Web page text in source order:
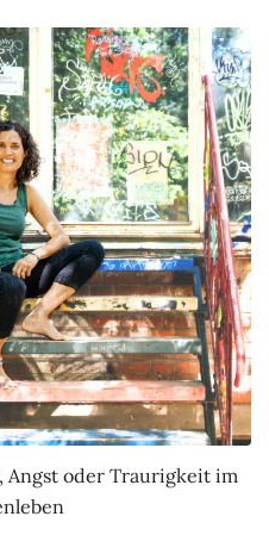
Angst oder Traurigkeit im